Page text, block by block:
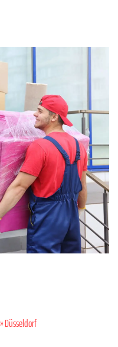
» Düsseldorf